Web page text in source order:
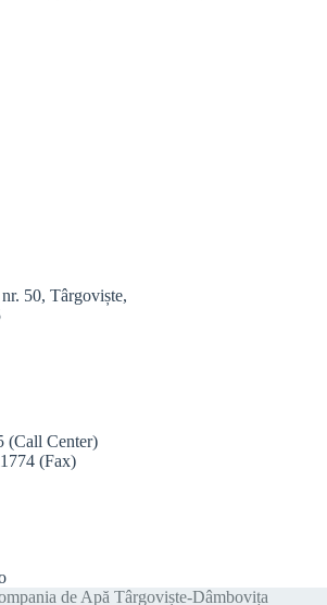
50, Târgoviște,
(Call Center)
(Fax)
de Apă Târgoviște-Dâmbovița